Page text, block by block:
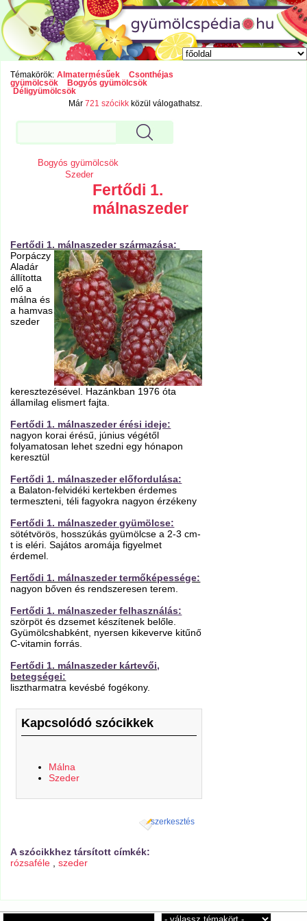
Témakörök: Almatermésűek
Csonthéjas
gyümölcsök
Bogyós gyümölcsök
Déligyümölcsök
Már721 szócikk közül válogathatsz.
Bogyós gyümölcsök
Szeder
Fertődi 1.
málnaszeder
Fertődi 1. málnaszeder származása:
Porpáczy
Aladár
állította
elő a
málna és
a hamvas
szeder
keresztezésével. Hazánkban 1976 óta
államilag elismert fajta.
Fertődi 1. málnaszeder érési ideje:
nagyon korai érésű, június végétől
folyamatosan lehet szedni egy hónapon
keresztül
Fertődi 1. málnaszeder előfordulása:
a Balaton-felvidéki kertekben érdemes
termeszteni, téli fagyokra nagyon érzékeny
Fertődi 1. málnaszeder gyümölcse:
sötétvörös, hosszúkás gyümölcse a 2-3 cm-
t is eléri. Sajátos aromája figyelmet
érdemel.
Fertődi 1. málnaszeder termőképessége:
nagyon bőven és rendszeresen terem.
Fertődi 1. málnaszeder felhasználás:
szörpöt és dzsemet készítenek belőle.
Gyümölcshabként, nyersen kikeverve kitűnő
C-vitamin forrás.
Fertődi 1. málnaszeder kártevői,
betegségei:
lisztharmatra kevésbé fogékony.
Kapcsolódó szócikkek
Málna
Szeder
szerkesztés
A szócikkhez társított címkék:
rózsaféle ,szeder